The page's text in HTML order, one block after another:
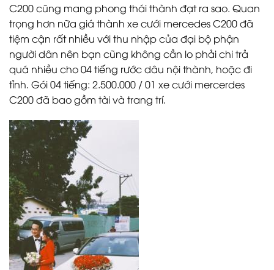
C200 cũng mang phong thái thành đạt ra sao. Quan
trọng hơn nữa giá thành xe cưới mercedes C200 đã
tiệm cận rất nhiều với thu nhập của đại bộ phận
người dân nên bạn cũng không cần lo phải chi trả
quá nhiều cho 04 tiếng rước dâu nội thành, hoặc đi
tỉnh. Gói 04 tiếng: 2.500.000 / 01 xe cưới mercerdes
C200 đã bao gồm tài và trang trí.